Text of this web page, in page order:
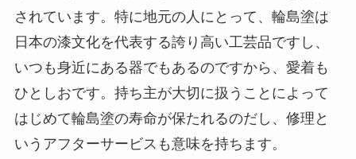
されています。特に地元の人にとって、輪島塗は
日本の漆文化を代表する誇り高い工芸品ですし、
いつも身近にある器でもあるのですから、愛着も
ひとしおです。持ち主が大切に扱うことによって
はじめて輪島塗の寿命が保たれるのだし、修理と
いうアフターサービスも意味を持ちます。